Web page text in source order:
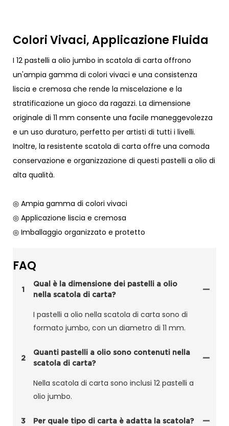
Colori Vivaci, Applicazione Fluida
I 12 pastelli a olio jumbo in scatola di carta offrono
un'ampia gamma di colori vivaci e una consistenza
liscia e cremosa che rende la miscelazione e la
stratificazione un gioco da ragazzi. La dimensione
originale di 11 mm consente una facile maneggevolezza
e un uso duraturo, perfetto per artisti di tutti i livelli.
Inoltre, la resistente scatola di carta offre una comoda
conservazione e organizzazione di questi pastelli a olio di
alta qualità.
◎ Ampia gamma di colori vivaci
◎ Applicazione liscia e cremosa
◎ Imballaggio organizzato e protetto
FAQ
1
Qual è la dimensione dei pastelli a olio
nella scatola di carta?
I pastelli a olio nella scatola di carta sono di
formato jumbo, con un diametro di 11 mm.
2
Quanti pastelli a olio sono contenuti nella
scatola di carta?
Nella scatola di carta sono inclusi 12 pastelli a
olio jumbo.
3 Per quale tipo di carta è adatta la scatola?